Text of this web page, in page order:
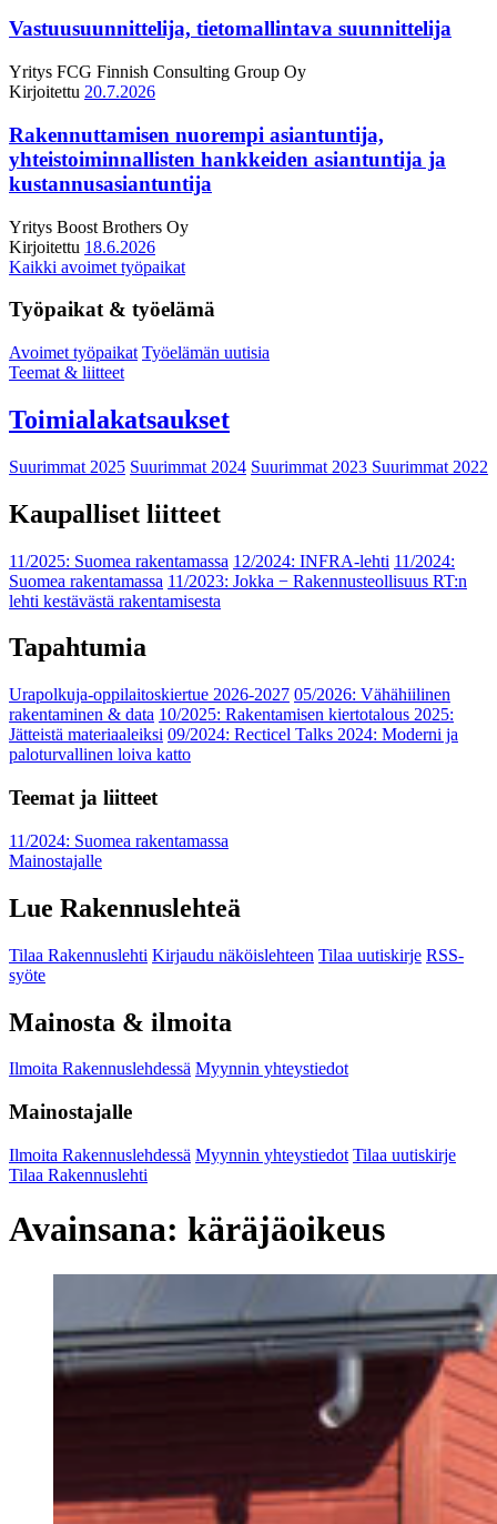
Vastuusuunnittelija, tietomallintava suunnittelija
Yritys FCG Finnish Consulting Group Oy
Kirjoitettu 20.7.2026
Rakennuttamisen nuorempi asiantuntija,
yhteistoiminnallisten hankkeiden asiantuntija ja
kustannusasiantuntija
Yritys Boost Brothers Oy
Kirjoitettu 18.6.2026
Kaikki avoimet työpaikat
Työpaikat & työelämä
Avoimet työpaikat Työelämän uutisia
Teemat & liitteet
Toimialakatsaukset
Suurimmat 2025 Suurimmat 2024 Suurimmat 2023 Suurimmat 2022
Kaupalliset liitteet
11/2025: Suomea rakentamassa 12/2024: INFRA-lehti 11/2024:
Suomea rakentamassa 11/2023: Jokka − Rakennusteollisuus RT:n
lehti kestävästä rakentamisesta
Tapahtumia
Urapolkuja-oppilaitoskiertue 2026-2027 05/2026: Vähähiilinen
rakentaminen & data 10/2025: Rakentamisen kiertotalous 2025:
Jätteistä materiaaleiksi 09/2024: Recticel Talks 2024: Moderni ja
paloturvallinen loiva katto
Teemat ja liitteet
11/2024: Suomea rakentamassa
Mainostajalle
Lue Rakennuslehteä
Tilaa Rakennuslehti Kirjaudu näköislehteen Tilaa uutiskirje RSS-
syöte
Mainosta & ilmoita
Ilmoita Rakennuslehdessä Myynnin yhteystiedot
Mainostajalle
Ilmoita Rakennuslehdessä Myynnin yhteystiedot Tilaa uutiskirje
Tilaa Rakennuslehti
Avainsana: käräjäoikeus